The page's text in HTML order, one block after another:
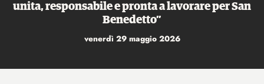
unita, responsabile e pronta a lavorare per San
Benedetto”
venerdì 29 maggio 2026